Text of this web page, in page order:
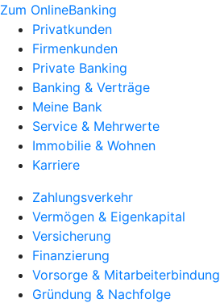
Zum OnlineBanking
Privatkunden
Firmenkunden
Private Banking
Banking & Verträge
Meine Bank
Service & Mehrwerte
Immobilie & Wohnen
Karriere
Zahlungsverkehr
Vermögen & Eigenkapital
Versicherung
Finanzierung
Vorsorge & Mitarbeiterbindung
Gründung & Nachfolge